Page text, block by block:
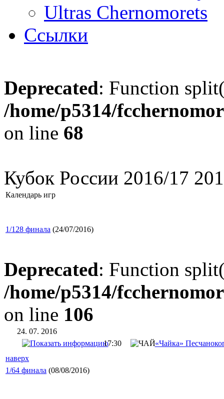
Ultras Chernomorets
Ссылки
Deprecated: Function
/home/p5314/
on line 68
Кубок России 2016/17
Календарь игр
1/128 финала (24/07/2016)
Deprecated: Function
/home/p5314/
on line 106
24. 07. 2016
17:30
«Чайка»
наверх
1/64 финала (08/08/2016)